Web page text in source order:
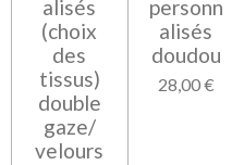
alisés
(choix
des
tissus)
double
gaze/
velours
personn
alisés
doudou
28,00 €